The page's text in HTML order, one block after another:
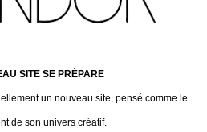
SITE SE PRÉPARE
un nouveau site, pensé comme le
de son univers créatif.